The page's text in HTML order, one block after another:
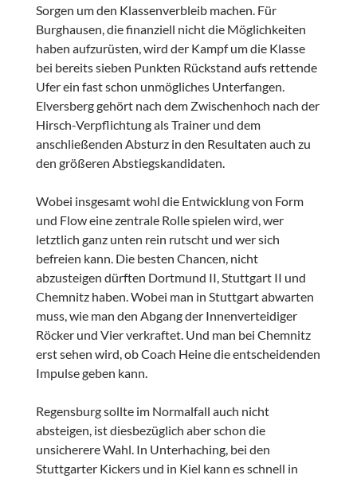
Sorgen um den Klassenverbleib machen. Für
Burghausen, die finanziell nicht die Möglichkeiten
haben aufzurüsten, wird der Kampf um die Klasse
bei bereits sieben Punkten Rückstand aufs rettende
Ufer ein fast schon unmögliches Unterfangen.
Elversberg gehört nach dem Zwischenhoch nach der
Hirsch-Verpflichtung als Trainer und dem
anschließenden Absturz in den Resultaten auch zu
den größeren Abstiegskandidaten.
Wobei insgesamt wohl die Entwicklung von Form
und Flow eine zentrale Rolle spielen wird, wer
letztlich ganz unten rein rutscht und wer sich
befreien kann. Die besten Chancen, nicht
abzusteigen dürften Dortmund II, Stuttgart II und
Chemnitz haben. Wobei man in Stuttgart abwarten
muss, wie man den Abgang der Innenverteidiger
Röcker und Vier verkraftet. Und man bei Chemnitz
erst sehen wird, ob Coach Heine die entscheidenden
Impulse geben kann.
Regensburg sollte im Normalfall auch nicht
absteigen, ist diesbezüglich aber schon die
unsicherere Wahl. In Unterhaching, bei den
Stuttgarter Kickers und in Kiel kann es schnell in